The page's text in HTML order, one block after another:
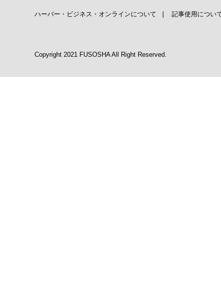
ハーバー・ビジネス・オンラインについて 記事使用につい
Copyright 2021 FUSOSHA All Right Reserved.